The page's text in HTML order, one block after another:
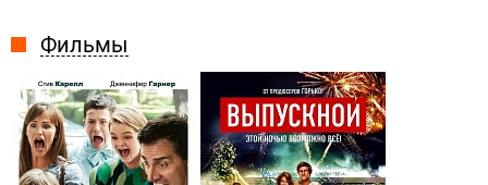
Фильмы